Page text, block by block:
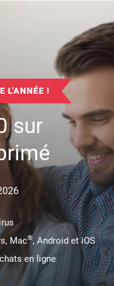
L'ANNÉE !
sur
Mac®, Android et iOS
en ligne